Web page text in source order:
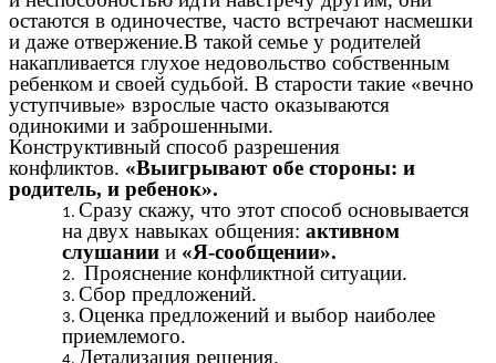
остаются в одиночестве, часто встречают насмешки
и даже отвержение.В такой семье у родителей
накапливается глухое недовольство собственным
ребенком и своей судьбой. В старости такие «вечно
уступчивые» взрослые часто оказываются
одинокими и заброшенными.
Конструктивный способ разрешения
конфликтов. «Выигрывают обе стороны: и
родитель, и ребенок».
Сразу скажу, что этот способ основывается
на двух навыках общения: активном
слушании и «Я-сообщении».
Прояснение конфликтной ситуации.
Сбор предложений.
Оценка предложений и выбор наиболее
приемлемого.
Детализация решения.